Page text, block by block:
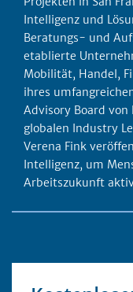
Intelligenz und
Beratungs- und
etablierte
Mobilität, Handel,
ihres
Advisory Board von
globalen Industry
Verena Fink
Intelligenz, um
Arbeitszukunft